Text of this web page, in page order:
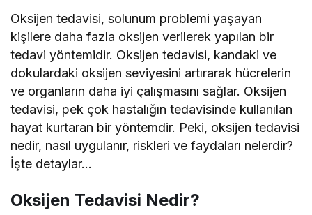
Oksijen tedavisi, solunum problemi yaşayan
kişilere daha fazla oksijen verilerek yapılan bir
tedavi yöntemidir. Oksijen tedavisi, kandaki ve
dokulardaki oksijen seviyesini artırarak hücrelerin
ve organların daha iyi çalışmasını sağlar. Oksijen
tedavisi, pek çok hastalığın tedavisinde kullanılan
hayat kurtaran bir yöntemdir. Peki, oksijen tedavisi
nedir, nasıl uygulanır, riskleri ve faydaları nelerdir?
İşte detaylar…
Oksijen Tedavisi Nedir?